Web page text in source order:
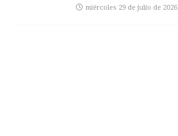
miércoles 29 de julio de 2026